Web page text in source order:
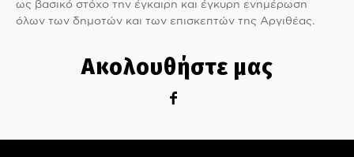
ως βασικό στόχο την έγκαιρη και έγκυρη ενημέρωση
όλων των δημοτών και των επισκεπτών της Αργιθέας.
Ακολουθήστε μας